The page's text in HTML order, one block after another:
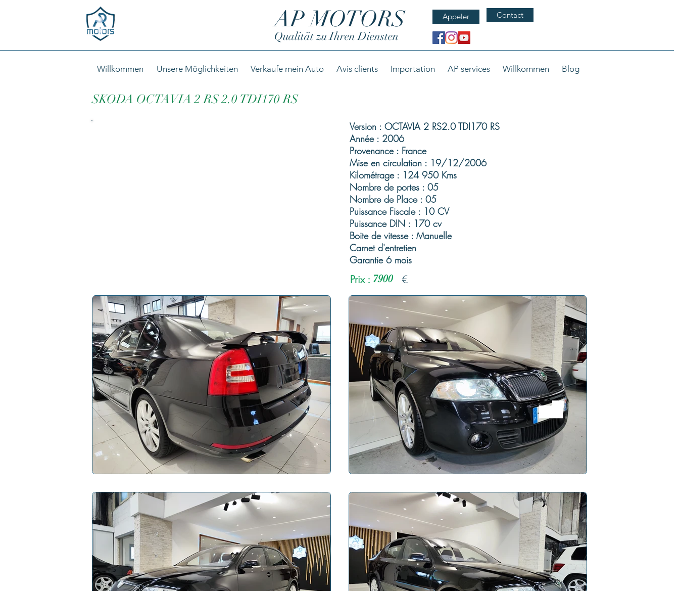
Appeler Contact
AP MOTORS
Qualität zu Ihren Diensten
Willkommen Unsere Möglichkeiten Verkaufe mein Auto Avis clients Importation AP services Willkommen Blog
SKODA OCTAVIA 2 RS 2.0 TDI170 RS
Version : OCTAVIA 2 RS2.0 TDI170 RS
Année : 2006
Provenance : France
Mise en circulation : 19/12/2006
Kilométrage : 124 950 Kms
Nombre de portes : 05
Nombre de Place : 05
Puissance Fiscale : 10 CV
Puissance DIN : 170 cv
Boite de vitesse : Manuelle
Carnet d'entretien
Garantie 6 mois
Prix : 7900 €